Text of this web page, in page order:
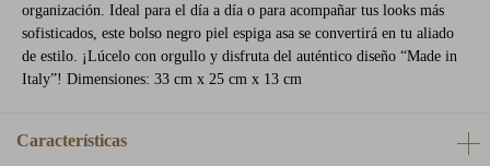
organización. Ideal para el día a día o para acompañar tus looks más
sofisticados, este bolso negro piel espiga asa se convertirá en tu aliado
de estilo. ¡Lúcelo con orgullo y disfruta del auténtico diseño “Made in
Italy”! Dimensiones: 33 cm x 25 cm x 13 cm
Características